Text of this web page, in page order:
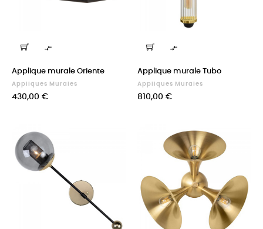

Applique murale Oriente
Appliques Murales
Prix
430,00 €

Applique murale Tubo
Appliques Murales
Prix
810,00 €